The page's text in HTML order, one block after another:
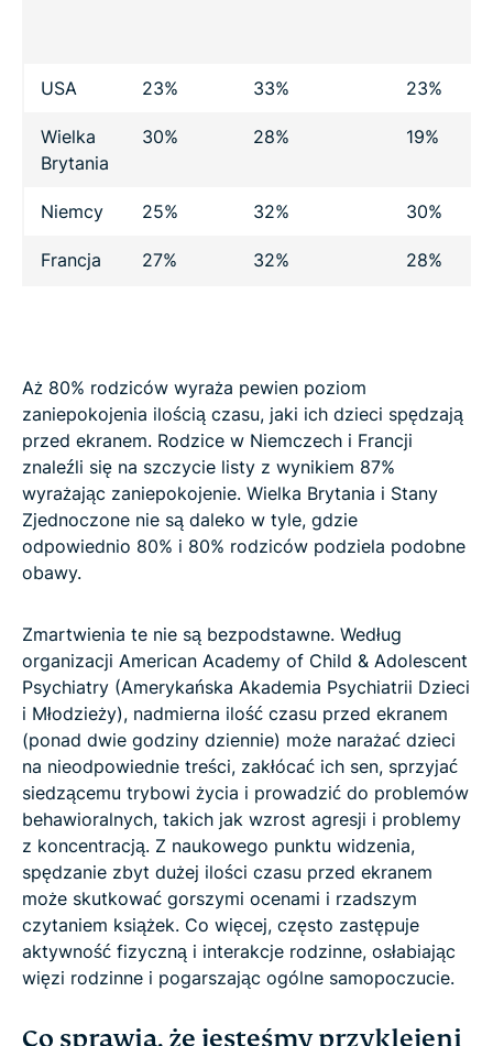
USA 23% 33% 23%
Wielka
Brytania
30% 28% 19%
Niemcy 25% 32% 30%
Francja 27% 32% 28%
Aż 80% rodziców wyraża pewien poziom
zaniepokojenia ilością czasu, jaki ich dzieci spędzają
przed ekranem. Rodzice w Niemczech i Francji
znaleźli się na szczycie listy z wynikiem 87%
wyrażając zaniepokojenie. Wielka Brytania i Stany
Zjednoczone nie są daleko w tyle, gdzie
odpowiednio 80% i 80% rodziców podziela podobne
obawy.
Zmartwienia te nie są bezpodstawne. Według
organizacji American Academy of Child & Adolescent
Psychiatry (Amerykańska Akademia Psychiatrii Dzieci
i Młodzieży), nadmierna ilość czasu przed ekranem
(ponad dwie godziny dziennie) może narażać dzieci
na nieodpowiednie treści, zakłócać ich sen, sprzyjać
siedzącemu trybowi życia i prowadzić do problemów
behawioralnych, takich jak wzrost agresji i problemy
z koncentracją. Z naukowego punktu widzenia,
spędzanie zbyt dużej ilości czasu przed ekranem
może skutkować gorszymi ocenami i rzadszym
czytaniem książek. Co więcej, często zastępuje
aktywność fizyczną i interakcje rodzinne, osłabiając
więzi rodzinne i pogarszając ogólne samopoczucie.
Co sprawia, że jesteśmy przyklejeni